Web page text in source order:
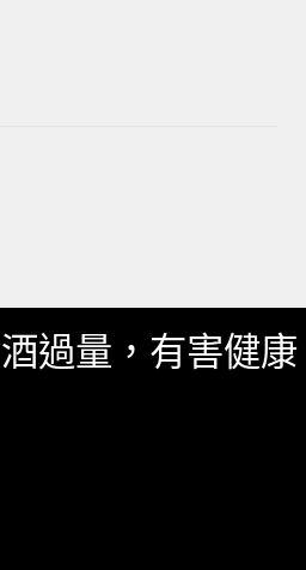
過量，有害健康